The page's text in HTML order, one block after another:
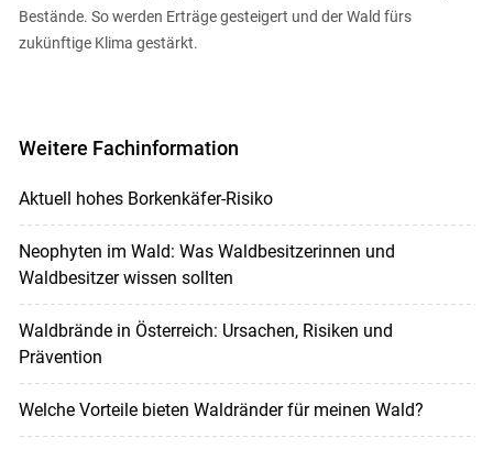
Bestände. So werden Erträge gesteigert und der Wald fürs
zukünftige Klima gestärkt.
Weitere Fachinformation
Aktuell hohes Borkenkäfer-Risiko
Neophyten im Wald: Was Waldbesitzerinnen und
Waldbesitzer wissen sollten
Waldbrände in Österreich: Ursachen, Risiken und
Prävention
Welche Vorteile bieten Waldränder für meinen Wald?